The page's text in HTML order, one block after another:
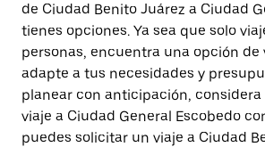
de Ciudad Benito Juárez a Ciudad
tienes opciones. Ya sea que solo
personas, encuentra una opción de
adapte a tus necesidades y
planear con anticipación,
viaje a Ciudad General Escobedo
puedes solicitar un viaje a Ciudad